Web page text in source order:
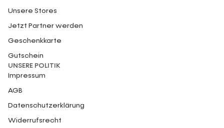
Unsere Stores
Jetzt Partner werden
Geschenkkarte
Gutschein
UNSERE POLITIK
Impressum
AGB
Datenschutzerklärung
Widerrufsrecht